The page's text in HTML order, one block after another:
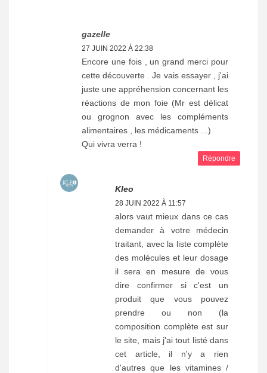
gazelle
27 JUIN 2022 À 22:38
Encore une fois , un grand merci pour
cette découverte . Je vais essayer , j'ai
juste une appréhension concernant les
réactions de mon foie (Mr est délicat
ou grognon avec les compléments
alimentaires , les médicaments ...)
Qui vivra verra !
Répondre
Kleo
28 JUIN 2022 À 11:57
alors vaut mieux dans ce cas
demander à votre médecin
traitant, avec la liste complète
des molécules et leur dosage
il sera en mesure de vous
dire confirmer si c'est un
produit que vous pouvez
prendre ou non (la
composition complète est sur
le site, mais j'ai tout listé dans
cet article, il n'y a rien
d'autres que les vitamines /